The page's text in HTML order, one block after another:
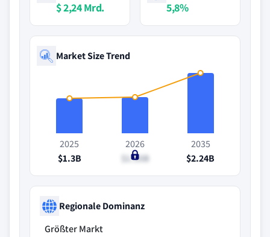
$ 2,24 Mrd. 5,8%
Market Size Trend
2025
$1.3B
2026
$1.35B
2035
$2.24B
Regionale Dominanz
Größter Markt